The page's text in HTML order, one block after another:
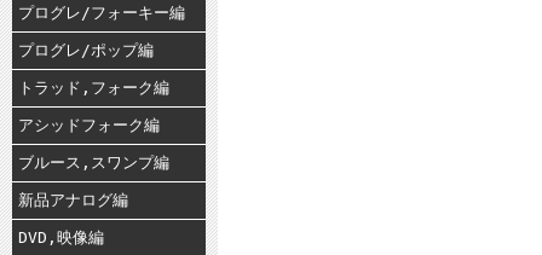
プログレ/フォーキー編
プログレ/ポップ編
トラッド,フォーク編
アシッドフォーク編
ブルース,スワンプ編
新品アナログ編
DVD,映像編